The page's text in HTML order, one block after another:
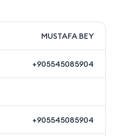
MUSTAFA BEY
+905545085904
+905545085904